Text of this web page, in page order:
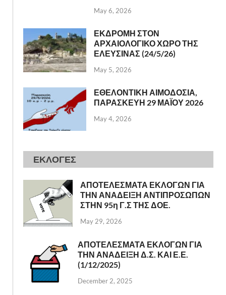
May 6, 2026
ΕΚΔΡΟΜΗ ΣΤΟΝ
ΑΡΧΑΙΟΛΟΓΙΚΟ ΧΩΡΟ ΤΗΣ
ΕΛΕΥΣΙΝΑΣ (24/5/26)
May 5, 2026
ΕΘΕΛΟΝΤΙΚΗ ΑΙΜΟΔΟΣΙΑ,
ΠΑΡΑΣΚΕΥΗ 29 ΜΑΪΟΥ 2026
May 4, 2026
ΕΚΛΟΓΕΣ
ΑΠΟΤΕΛΕΣΜΑΤΑ ΕΚΛΟΓΩΝ ΓΙΑ
ΤΗΝ ΑΝΑΔΕΙΞΗ ΑΝΤΙΠΡΟΣΩΠΩΝ
ΣΤΗΝ 95η Γ.Σ ΤΗΣ ΔΟΕ.
May 29, 2026
ΑΠΟΤΕΛΕΣΜΑΤΑ ΕΚΛΟΓΩΝ ΓΙΑ
ΤΗΝ ΑΝΑΔΕΙΞΗ Δ.Σ. ΚΑΙ Ε.Ε.
(1/12/2025)
December 2, 2025